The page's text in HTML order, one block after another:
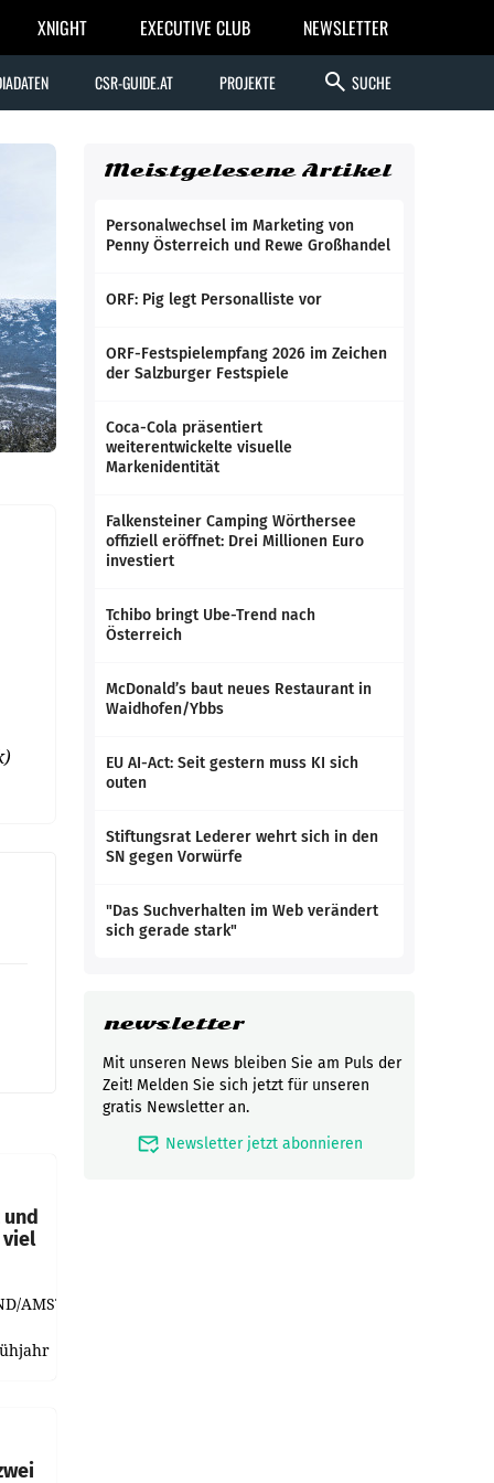
XNIGHT EXECUTIVE CLUB NEWSLETTER
CSR-GUIDE.AT PROJEKTE search SUCHE
und
viel
AMSTERDAM.
Meistgelesene Artikel
Personalwechsel im Marketing von
Penny Österreich und Rewe Großhandel
ORF: Pig legt Personalliste vor
ORF-Festspielempfang 2026 im Zeichen
der Salzburger Festspiele
Coca-Cola präsentiert
weiterentwickelte visuelle
Markenidentität
Falkensteiner Camping Wörthersee
offiziell eröffnet: Drei Millionen Euro
investiert
Tchibo bringt Ube-Trend nach
Österreich
McDonald’s baut neues Restaurant in
Waidhofen/Ybbs
EU AI-Act: Seit gestern muss KI sich
outen
Stiftungsrat Lederer wehrt sich in den
SN gegen Vorwürfe
"Das Suchverhalten im Web verändert
sich gerade stark"
newsletter
Mit unseren News bleiben Sie am Puls der
Zeit! Melden Sie sich jetzt für unseren
gratis Newsletter an.
mark_email_read Newsletter jetzt abonnieren